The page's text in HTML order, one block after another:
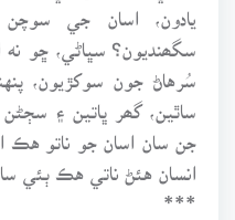
يادون، اسان جي
سگھنديون؟ سڀاڻي، ڇو نه
سُرهاڻ جون سوکڙيون،
ساٿين، گھر ڀاتين ۽
جن سان اسان جو ناتو هڪ
انسان هئڻ ناتي هڪ ٻئي
***